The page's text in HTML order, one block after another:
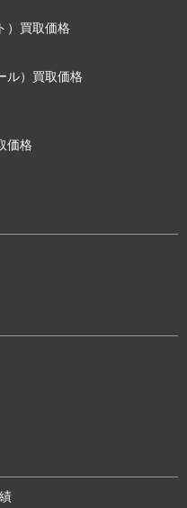
）買取価格
ル）買取価格
価格